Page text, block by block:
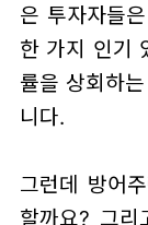
은 투자자들
한 가지 인기
률을 상회하
니다.
그런데 방어
할까요? 그